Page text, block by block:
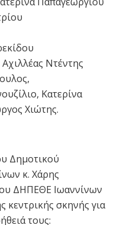
Ντέντης
Κατερίνα
Χιώτης.
Δημοτικού
κ. Χάρης
ΔΗΠΕΘΕ Ιωαννίνων
κεντρικής σκηνής για
τους: